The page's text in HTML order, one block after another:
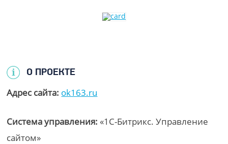
О ПРОЕКТЕ
Адрес сайта: ok163.ru
Система управления: «1С-Битрикс. Управление
сайтом»